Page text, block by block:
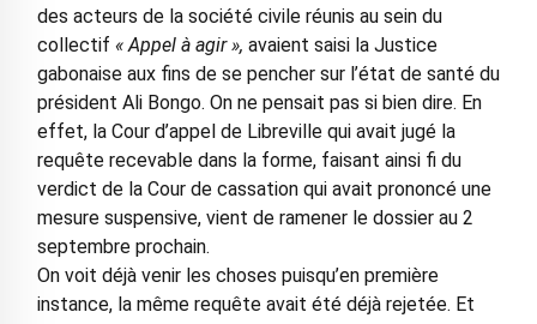
des acteurs de la société civile réunis au sein du
collectif « Appel à agir », avaient saisi la Justice
gabonaise aux fins de se pencher sur l’état de santé du
président Ali Bongo. On ne pensait pas si bien dire. En
effet, la Cour d’appel de Libreville qui avait jugé la
requête recevable dans la forme, faisant ainsi fi du
verdict de la Cour de cassation qui avait prononcé une
mesure suspensive, vient de ramener le dossier au 2
septembre prochain.
On voit déjà venir les choses puisqu’en première
instance, la même requête avait été déjà rejetée. Et